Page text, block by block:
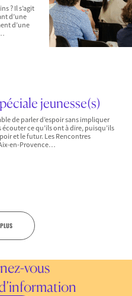
? Il s’agit
d’une
d’une
jeunesse(s)
de parler d’espoir sans impliquer
écouter ce qu’ils ont à dire, puisqu’ils
et le futur. Les Rencontres
en-Provence…
vous